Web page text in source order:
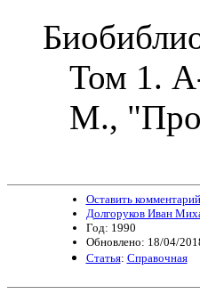
Том 1.
М.,
Оставить комментарий
Долгоруков Иван
Год: 1990
Обновлено: 18/04/
Статья: Справочная